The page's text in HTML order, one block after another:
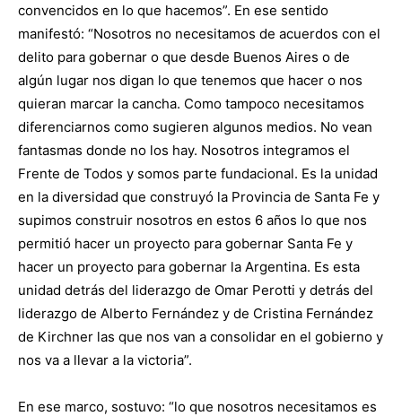
convencidos en lo que hacemos”. En ese sentido
manifestó: “Nosotros no necesitamos de acuerdos con el
delito para gobernar o que desde Buenos Aires o de
algún lugar nos digan lo que tenemos que hacer o nos
quieran marcar la cancha. Como tampoco necesitamos
diferenciarnos como sugieren algunos medios. No vean
fantasmas donde no los hay. Nosotros integramos el
Frente de Todos y somos parte fundacional. Es la unidad
en la diversidad que construyó la Provincia de Santa Fe y
supimos construir nosotros en estos 6 años lo que nos
permitió hacer un proyecto para gobernar Santa Fe y
hacer un proyecto para gobernar la Argentina. Es esta
unidad detrás del liderazgo de Omar Perotti y detrás del
liderazgo de Alberto Fernández y de Cristina Fernández
de Kirchner las que nos van a consolidar en el gobierno y
nos va a llevar a la victoria”.
En ese marco, sostuvo: “lo que nosotros necesitamos es